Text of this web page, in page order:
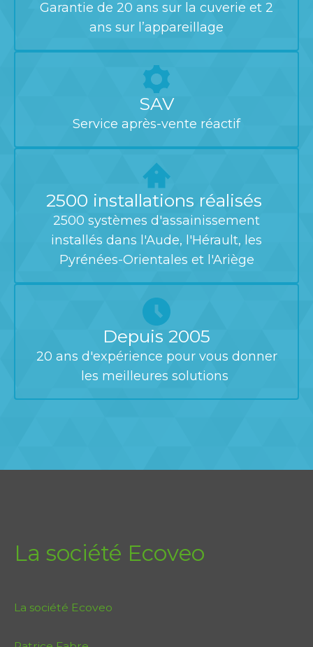
Garantie de 20 ans sur la cuverie et 2
ans sur l’appareillage
SAV
Service après-vente réactif
2500 installations réalisés
2500 systèmes d'assainissement
installés dans l'Aude, l'Hérault, les
Pyrénées-Orientales et l'Ariège
Depuis 2005
20 ans d'expérience pour vous donner
les meilleures solutions
La société Ecoveo
La société Ecoveo